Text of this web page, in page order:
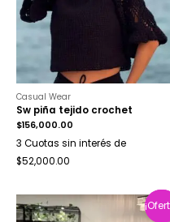
Casual Wear
Sw piña tejido crochet
$156,000.00
3 Cuotas sin interés de
$52,000.00